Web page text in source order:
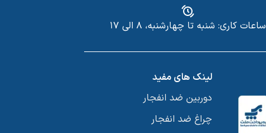
ساعات کاری: شنبه تا چهارشنبه، ۸ الی ۱۷
لینک های مفید
دوربین ضد انفجار
چراغ ضد انفجار